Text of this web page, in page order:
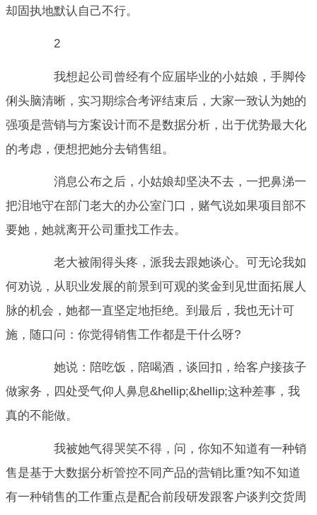
却固执地默认自己不行。
2
我想起公司曾经有个应届毕业的小姑娘，手脚伶
俐头脑清晰，实习期综合考评结束后，大家一致认为她的
强项是营销与方案设计而不是数据分析，出于优势最大化
的考虑，便想把她分去销售组。
消息公布之后，小姑娘却坚决不去，一把鼻涕一
把泪地守在部门老大的办公室门口，赌气说如果项目部不
要她，她就离开公司重找工作去。
老大被闹得头疼，派我去跟她谈心。可无论我如
何劝说，从职业发展的前景到可观的奖金到见世面拓展人
脉的机会，她都一直坚定地拒绝。到最后，我也无计可
施，随口问：你觉得销售工作都是干什么呀?
她说：陪吃饭，陪喝酒，谈回扣，给客户接孩子
做家务，四处受气仰人鼻息&hellip;&hellip;这种差事，我
真的不能做。
我被她气得哭笑不得，问，你知不知道有一种销
售是基于大数据分析管控不同产品的营销比重?知不知道
有一种销售的工作重点是配合前段研发跟客户谈判交货周